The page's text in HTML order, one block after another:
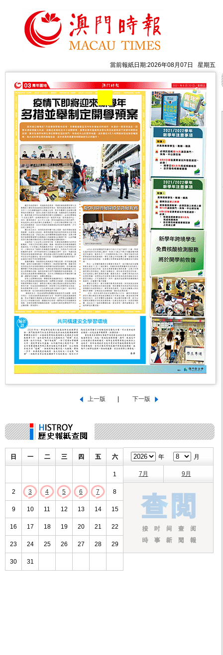
當前報紙日期:2026年08月07日 星期五
日 一 二 三 四 五 六
1
2 3 4 5 6 7 8
9 10 11 12 13 14 15
16 17 18 19 20 21 22
23 24 25 26 27 28 29
30 31
年 月
7月 9月